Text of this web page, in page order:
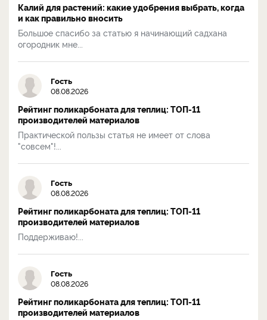
Калий для растений: какие удобрения выбрать, когда
и как правильно вносить
Большое спасибо за статью я начинающий садхана
огородник мне...
Гость
08.08.2026
Рейтинг поликарбоната для теплиц: ТОП-11
производителей материалов
Практической пользы статья не имеет от слова
"совсем"!...
Гость
08.08.2026
Рейтинг поликарбоната для теплиц: ТОП-11
производителей материалов
Поддерживаю!...
Гость
08.08.2026
Рейтинг поликарбоната для теплиц: ТОП-11
производителей материалов